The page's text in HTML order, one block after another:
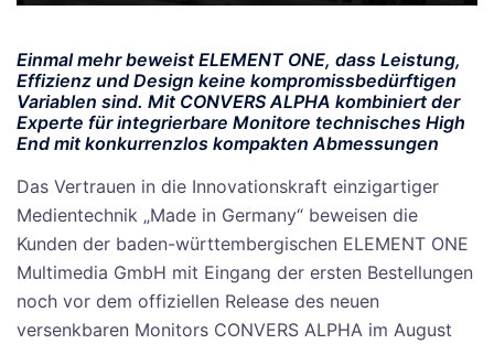
Einmal mehr beweist ELEMENT ONE, dass Leistung,
Effizienz und Design keine kompromissbedürftigen
Variablen sind. Mit CONVERS ALPHA kombiniert der
Experte für integrierbare Monitore technisches High
End mit konkurrenzlos kompakten Abmessungen
Das Vertrauen in die Innovationskraft einzigartiger
Medientechnik „Made in Germany“ beweisen die
Kunden der baden-württembergischen ELEMENT ONE
Multimedia GmbH mit Eingang der ersten Bestellungen
noch vor dem offiziellen Release des neuen
versenkbaren Monitors CONVERS ALPHA im August